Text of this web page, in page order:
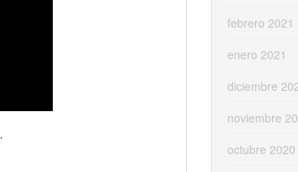
febrero 2021
enero 2021
diciembre
noviembre
octubre 2020